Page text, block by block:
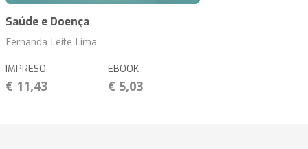
Saúde e Doença
Fernanda Leite Lima
IMPRESO
€ 11,43
EBOOK
€ 5,03